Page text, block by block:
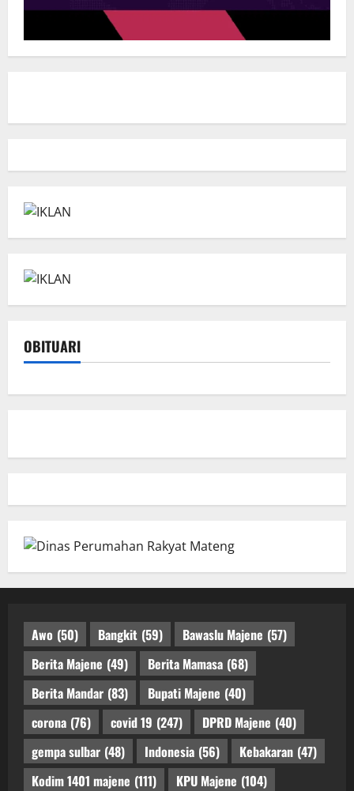
OBITUARI
Awo (50) Bangkit (59) Bawaslu Majene (57)
Berita Majene (49) Berita Mamasa (68)
Berita Mandar (83) Bupati Majene (40)
corona (76) covid 19 (247) DPRD Majene (40)
gempa sulbar (48) Indonesia (56) Kebakaran (47)
Kodim 1401 majene (111) KPU Majene (104)